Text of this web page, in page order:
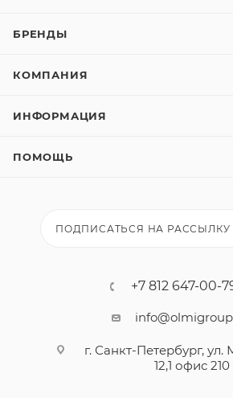
БРЕНДЫ
КОМПАНИЯ
ИНФОРМАЦИЯ
ПОМОЩЬ
ПОДПИСАТЬСЯ НА РАССЫЛКУ
+7 812 647-00-
г. Санкт-Петербург, ул.
12,1 офис 210